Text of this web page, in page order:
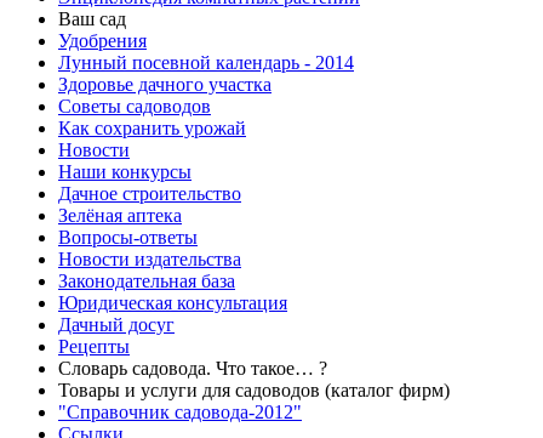
Ваш сад
Удобрения
Лунный посевной календарь - 2014
Здоровье дачного участка
Советы садоводов
Как сохранить урожай
Новости
Наши конкурсы
Дачное строительство
Зелёная аптека
Вопросы-ответы
Новости издательства
Законодательная база
Юридическая консультация
Дачный досуг
Рецепты
Словарь садовода. Что такое… ?
Товары и услуги для садоводов (каталог фирм)
"Справочник садовода-2012"
Ссылки